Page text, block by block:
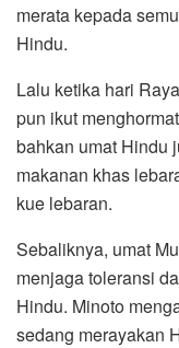
merata kepada
Hindu.
Lalu ketika hari
pun ikut
bahkan umat Hindu
makanan khas
kue lebaran.
Sebaliknya, umat
menjaga toleransi
Hindu. Minoto
sedang merayakan